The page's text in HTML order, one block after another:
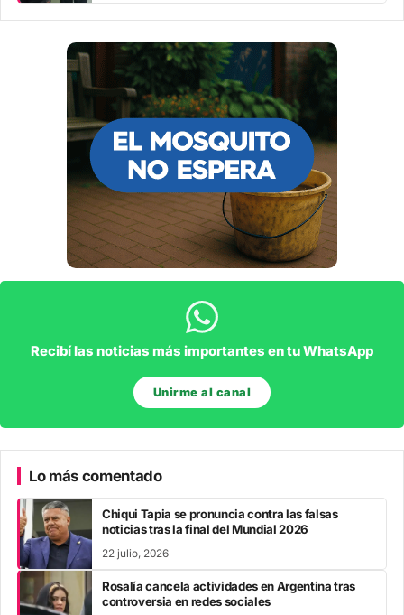
Recibí las noticias más importantes en tu WhatsApp
Unirme al canal
Lo más comentado
Chiqui Tapia se pronuncia contra las falsas
noticias tras la final del Mundial 2026
22 julio, 2026
Rosalía cancela actividades en Argentina tras
controversia en redes sociales